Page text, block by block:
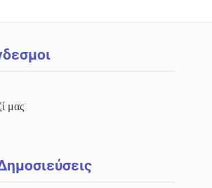
μας